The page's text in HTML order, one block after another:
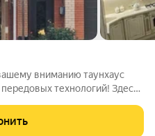
вниманию таунхаус
могли наслаждаться